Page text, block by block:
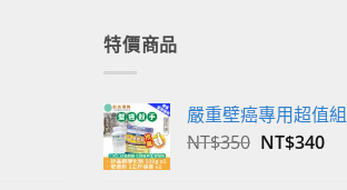
多
種
式。
可
在
特價商品
嚴重壁癌專用超值組
NT$350 原
NT$340目